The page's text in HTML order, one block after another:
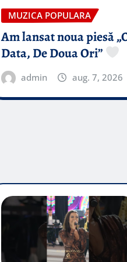
MUZICA POPULARA
Am lansat noua piesă
Data, De Doua Ori”
admin aug. 7, 2026